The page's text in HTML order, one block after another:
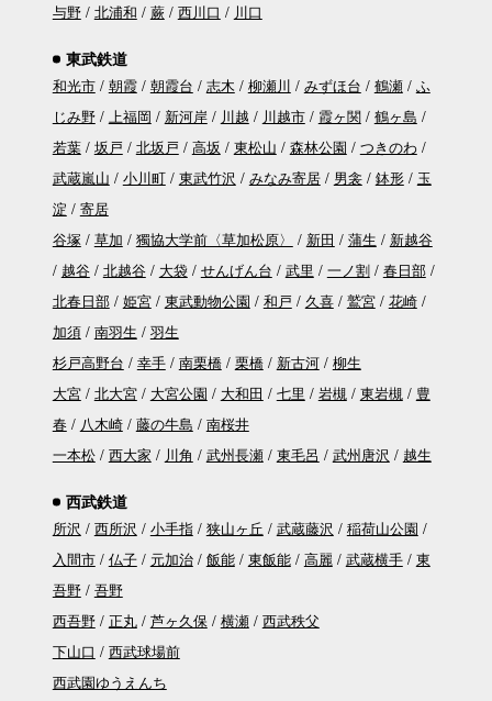
与野
北浦和 蕨 西川口 川口
東武鉄道
和光市 朝霞 朝霞台 志木 柳瀬川 みずほ台 鶴瀬
ふ
じみ野
上福岡 新河岸 川越 川越市 霞ヶ関
鶴ヶ島
若葉
坂戸 北坂戸 高坂 東松山 森林公園
つきのわ
武蔵嵐山
小川町 東武竹沢 みなみ寄居 男衾 鉢形
玉
淀
寄居
谷塚
草加 獨協大学前〈草加松原〉 新田 蒲生
新越谷
越谷
北越谷 大袋 せんげん台 武里 一ノ割
春日部
北春日部
姫宮 東武動物公園 和戸 久喜 鷲宮
花崎
加須
南羽生
羽生
杉戸高野台
幸手 南栗橋 栗橋 新古河
柳生
大宮
北大宮 大宮公園 大和田 七里 岩槻 東岩槻
豊
春
八木崎 藤の牛島
南桜井
一本松
西大家 川角 武州長瀬 東毛呂 武州唐沢 越生
西武鉄道
所沢 西所沢 小手指 狭山ヶ丘 武蔵藤沢
稲荷山公園
入間市
仏子 元加治 飯能 東飯能 高麗 武蔵横手
東
吾野
吾野
西吾野
正丸 芦ヶ久保 横瀬
西武秩父
下山口
西武球場前
西武園ゆうえんち